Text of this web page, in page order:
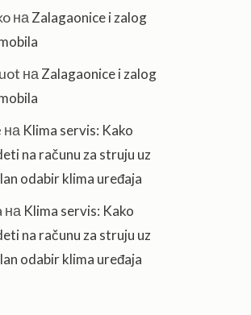
на Zalagaonice i zalog
на Zalagaonice i zalog
на Klima servis: Kako
na računu za struju uz
odabir klima uređaja
на Klima servis: Kako
na računu za struju uz
odabir klima uređaja